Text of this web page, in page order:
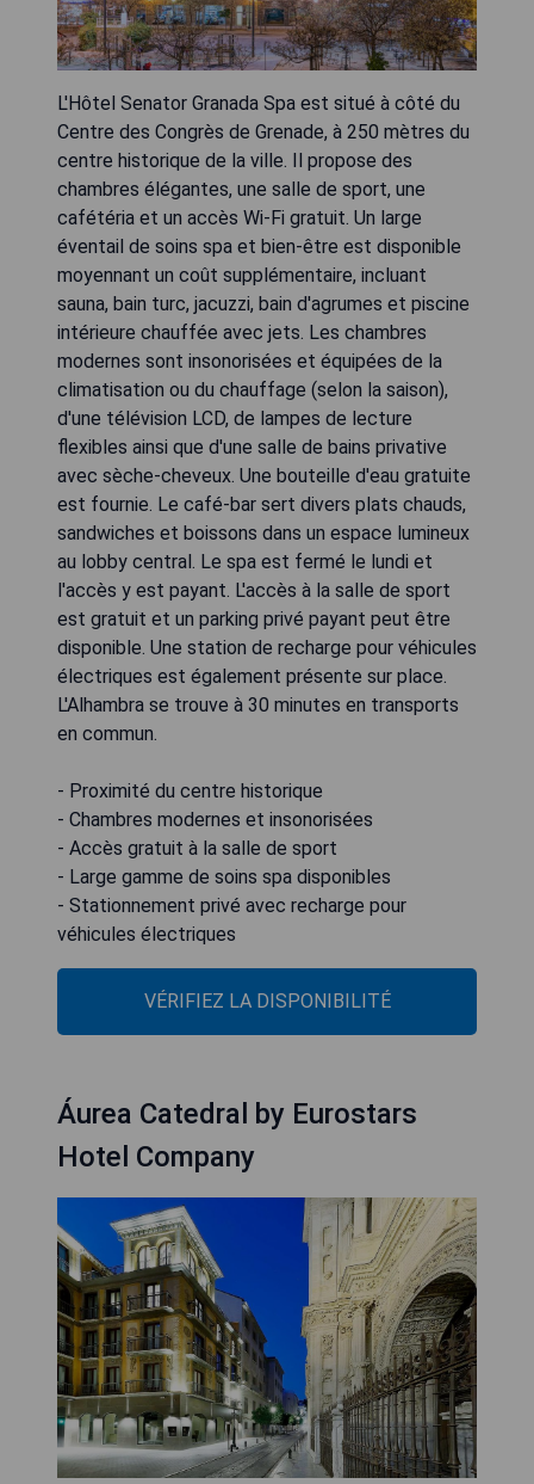
L'Hôtel Senator Granada Spa est situé à côté du
Centre des Congrès de Grenade, à 250 mètres du
centre historique de la ville. Il propose des
chambres élégantes, une salle de sport, une
cafétéria et un accès Wi-Fi gratuit. Un large
éventail de soins spa et bien-être est disponible
moyennant un coût supplémentaire, incluant
sauna, bain turc, jacuzzi, bain d'agrumes et piscine
intérieure chauffée avec jets. Les chambres
modernes sont insonorisées et équipées de la
climatisation ou du chauffage (selon la saison),
d'une télévision LCD, de lampes de lecture
flexibles ainsi que d'une salle de bains privative
avec sèche-cheveux. Une bouteille d'eau gratuite
est fournie. Le café-bar sert divers plats chauds,
sandwiches et boissons dans un espace lumineux
au lobby central. Le spa est fermé le lundi et
l'accès y est payant. L'accès à la salle de sport
est gratuit et un parking privé payant peut être
disponible. Une station de recharge pour véhicules
électriques est également présente sur place.
L'Alhambra se trouve à 30 minutes en transports
en commun.
- Proximité du centre historique
- Chambres modernes et insonorisées
- Accès gratuit à la salle de sport
- Large gamme de soins spa disponibles
- Stationnement privé avec recharge pour
véhicules électriques
VÉRIFIEZ LA DISPONIBILITÉ
Áurea Catedral by Eurostars
Hotel Company